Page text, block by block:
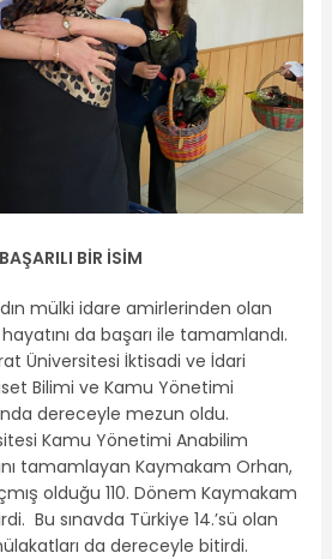
BİR İSİM
mülki idare amirlerinden olan
da başarı ile tamamlandı.
Üniversitesi İktisadi ve İdari
Bilimi ve Kamu Yönetimi
dereceyle mezun oldu.
Kamu Yönetimi Anabilim
tamamlayan Kaymakam Orhan,
olduğu 110. Dönem Kaymakam
Bu sınavda Türkiye 14.’sü olan
da dereceyle bitirdi.